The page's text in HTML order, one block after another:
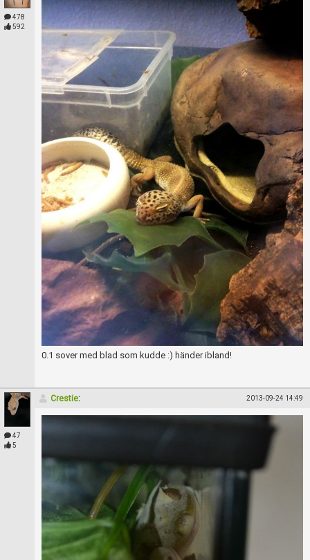
478
592
0.1 sover med blad som kudde :) händer ibland!
47
5
Crestie: 2013-09-24 14:49